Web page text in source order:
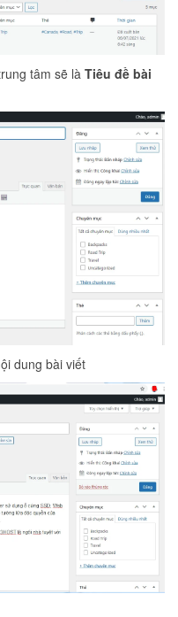
tâm sẽ là Tiêu đề bài
dung bài viết